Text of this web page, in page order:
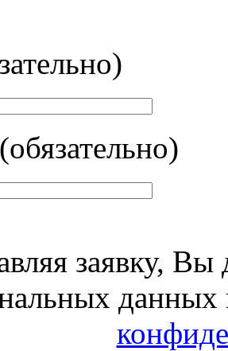
заявку, Вы
данных